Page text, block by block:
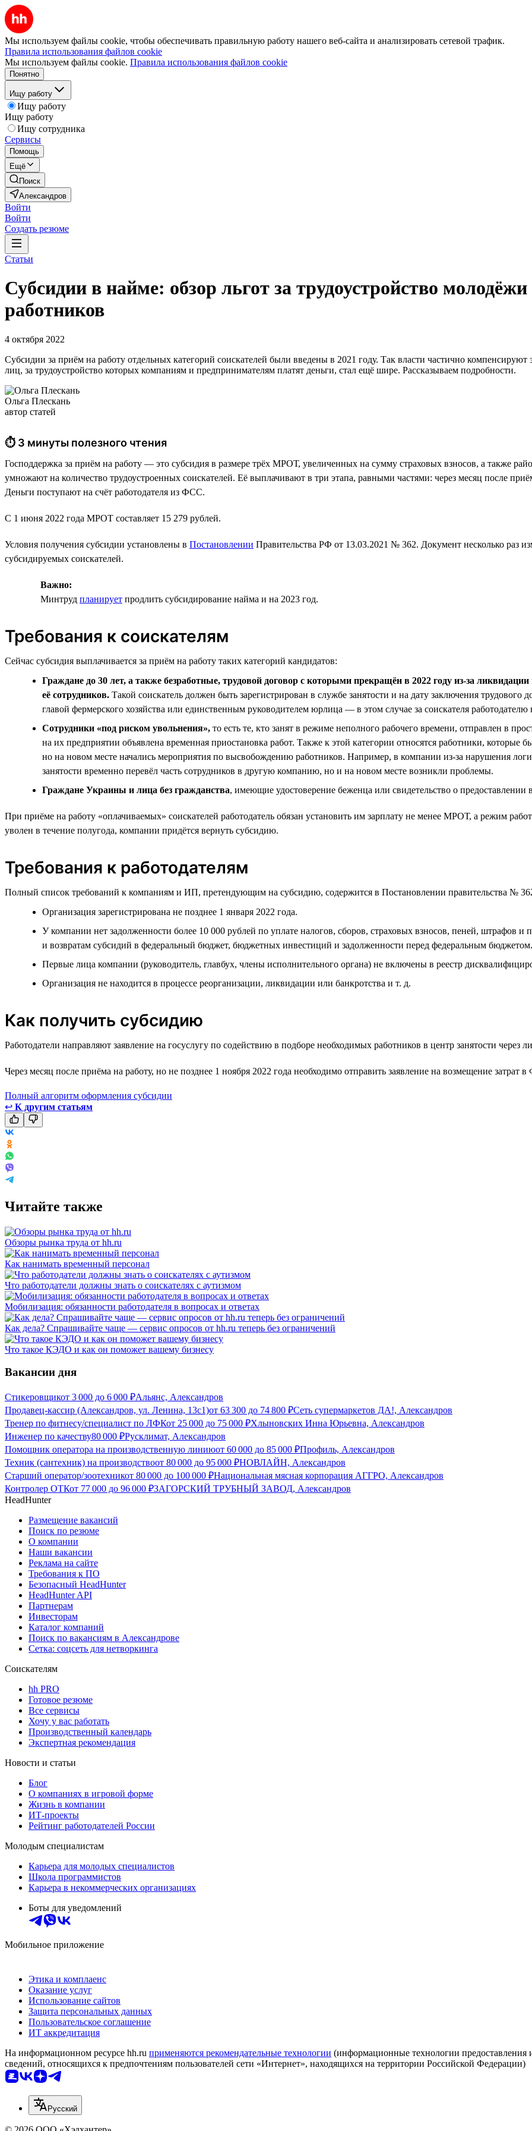
Мы используем файлы cookie, чтобы обеспечивать правильную работу нашего веб-сайта и анализировать сетевой трафик.
Правила использования файлов cookie
Мы используем файлы cookie. Правила использования файлов cookie
Понятно
Ищу работу
Ищу работу
Ищу работу
Ищу сотрудника
Сервисы
Помощь
Ещё
Поиск
Александров
Войти
Войти
Создать резюме
Статьи
Субсидии в найме: обзор льгот за трудоустройство
работников
4 октября 2022
Субсидии за приём на работу отдельных категорий соискателей были введены в 2021 году. Так власти частично компенсируют
лиц, за трудоустройство которых компаниям и предпринимателям платят деньги, стал ещё шире. Рассказываем подробности.
Ольга Плескань
автор статей
⏱ 3 минуты полезного чтения
Господдержка за приём на работу — это субсидия в размере трёх МРОТ, увеличенных на сумму страховых взносов, а также
умножают на количество трудоустроенных соискателей. Её выплачивают в три этапа, равными частями: через месяц после
Деньги поступают на счёт работодателя из ФСС.
С 1 июня 2022 года МРОТ составляет 15 279 рублей.
Условия получения субсидии установлены в Постановлении Правительства РФ от 13.03.2021 № 362. Документ несколько раз
субсидируемых соискателей.
Важно:
Минтруд планирует продлить субсидирование найма и на 2023 год.
Требования к соискателям
Сейчас субсидия выплачивается за приём на работу таких категорий кандидатов:
Граждане до 30 лет, а также безработные, трудовой договор с которыми прекращён в 2022 году из-за
её сотрудников. Такой соискатель должен быть зарегистрирован в службе занятости и на дату заключения трудового
главой фермерского хозяйства или единственным руководителем юрлица — в этом случае за соискателя работодателю
Сотрудники «под риском увольнения», то есть те, кто занят в режиме неполного рабочего времени, отправлен в
на их предприятии объявлена временная приостановка работ. Также к этой категории относятся работники, которые
но на новом месте начались мероприятия по высвобождению работников. Например, в компании из-за нарушения
занятости временно перевёл часть сотрудников в другую компанию, но и на новом месте возникли проблемы.
Граждане Украины и лица без гражданства, имеющие удостоверение беженца или свидетельство о
При приёме на работу «оплачиваемых» соискателей работодатель обязан установить им зарплату не менее МРОТ, а режим
уволен в течение полугода, компании придётся вернуть субсидию.
Требования к работодателям
Полный список требований к компаниям и ИП, претендующим на субсидию, содержится в Постановлении правительства №
Организация зарегистрирована не позднее 1 января 2022 года.
У компании нет задолженности более 10 000 рублей по уплате налогов, сборов, страховых взносов, пеней, штрафов и
и возвратам субсидий в федеральный бюджет, бюджетных инвестиций и задолженности перед федеральным бюджетом.
Первые лица компании (руководитель, главбух, члены исполнительного органа) не включены в реестр
Организация не находится в процессе реорганизации, ликвидации или банкротства и т. д.
Как получить субсидию
Работодатели направляют заявление на госуслугу по содействию в подборе необходимых работников в центр занятости через
Через месяц после приёма на работу, но не позднее 1 ноября 2022 года необходимо отправить заявление на возмещение затрат
Полный алгоритм оформления субсидии
↩ К другим статьям
Читайте также
Обзоры рынка труда от hh.ru
Как нанимать временный персонал
Что работодатели должны знать о соискателях с аутизмом
Мобилизация: обязанности работодателя в вопросах и ответах
Как дела? Спрашивайте чаще — сервис опросов от hh.ru теперь без ограничений
Что такое КЭДО и как он поможет вашему бизнесу
Вакансии дня
Стикеровщикот 3 000 до 6 000 ₽Альянс, Александров
Продавец-кассир (Александров, ул. Ленина, 13с1)от 63 300 до 74 800 ₽Сеть супермаркетов ДА!, Александров
Тренер по фитнесу/специалист по ЛФКот 25 000 до 75 000 ₽Хлыновских Инна Юрьевна, Александров
Инженер по качеству80 000 ₽Русклимат, Александров
Помощник оператора на производственную линиюот 60 000 до 85 000 ₽Профиль, Александров
Техник (сантехник) на производствоот 80 000 до 95 000 ₽НОВЛАЙН, Александров
Старший оператор/зоотехникот 80 000 до 100 000 ₽Национальная мясная корпорация АГГРО, Александров
Контролер ОТКот 77 000 до 96 000 ₽ЗАГОРСКИЙ ТРУБНЫЙ ЗАВОД, Александров
HeadHunter
Размещение вакансий
Поиск по резюме
О компании
Наши вакансии
Реклама на сайте
Требования к ПО
Безопасный HeadHunter
HeadHunter API
Партнерам
Инвесторам
Каталог компаний
Поиск по вакансиям в Александрове
Сетка: соцсеть для нетворкинга
Соискателям
hh PRO
Готовое резюме
Все сервисы
Хочу у вас работать
Производственный календарь
Экспертная рекомендация
Новости и статьи
Блог
О компаниях в игровой форме
Жизнь в компании
ИТ-проекты
Рейтинг работодателей России
Молодым специалистам
Карьера для молодых специалистов
Школа программистов
Карьера в некоммерческих организациях
Боты для уведомлений
Мобильное приложение
Этика и комплаенс
Оказание услуг
Использование сайтов
Защита персональных данных
Пользовательское соглашение
ИТ аккредитация
На информационном ресурсе hh.ru применяются рекомендательные технологии (информационные технологии предоставления
сведений, относящихся к предпочтениям пользователей сети «Интернет», находящихся на территории Российской Федерации)
Русский